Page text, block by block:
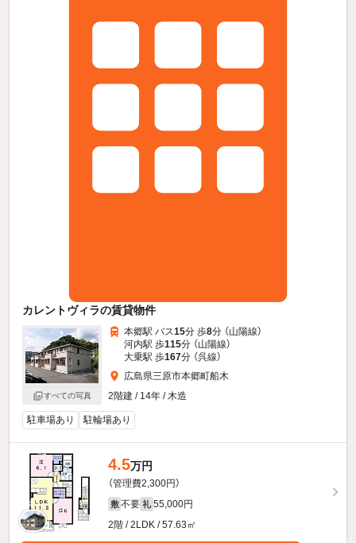
カレントヴィラの賃貸物件
すべての写真
本郷駅 バス15分 歩8分 （山陽線）
河内駅 歩115分 （山陽線）
大乗駅 歩167分 （呉線）
広島県三原市本郷町船木
2階建 / 14年 / 木造
駐車場あり 駐輪場あり
4.5万円
（管理費2,300円）
敷 不要 礼 55,000円
2階 / 2LDK / 57.63㎡